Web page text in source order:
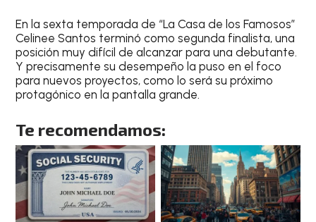
En la sexta temporada de “La Casa de los Famosos”
Celinee Santos terminó como segunda finalista, una
posición muy difícil de alcanzar para una debutante.
Y precisamente su desempeño la puso en el foco
para nuevos proyectos, como lo será su próximo
protagónico en la pantalla grande.
Te recomendamos: